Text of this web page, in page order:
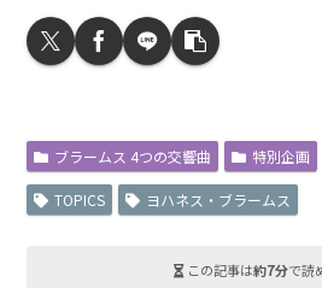
ブラームス 4つの交響曲 特別企画
TOPICS ヨハネス・ブラームス
この記事は約7分で読